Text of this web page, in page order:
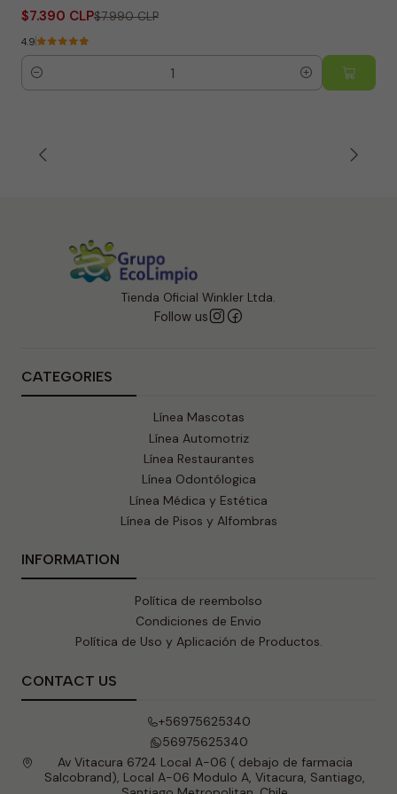
$7.390 CLP$7.990 CLP
4.9
Quantity
Tienda Oficial Winkler Ltda.
Follow us
CATEGORIES
Línea Mascotas
Línea Automotriz
Línea Restaurantes
Línea Odontólogica
Línea Médica y Estética
Línea de Pisos y Alfombras
INFORMATION
Política de reembolso
Condiciones de Envio
Política de Uso y Aplicación de Productos.
CONTACT US
+56975625340
56975625340
Av Vitacura 6724 Local A-06 ( debajo de farmacia
Salcobrand), Local A-06 Modulo A, Vitacura, Santiago,